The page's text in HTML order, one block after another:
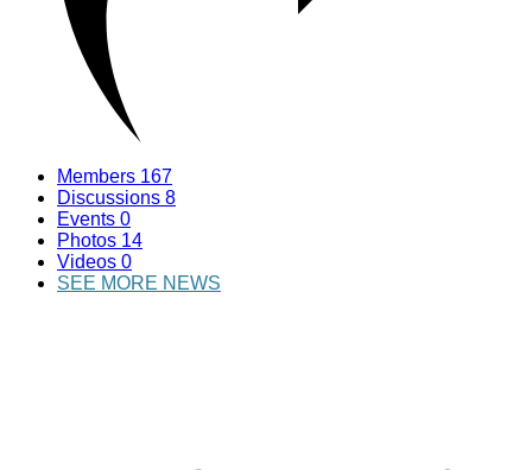
Members 167
Discussions 8
Events 0
Photos 14
Videos 0
SEE MORE NEWS